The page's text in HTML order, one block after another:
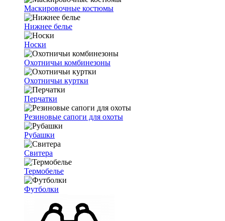
Маскировочные костюмы
Нижнее белье
Носки
Охотничьи комбинезоны
Охотничьи куртки
Перчатки
Резиновые сапоги для охоты
Рубашки
Свитера
Термобелье
Футболки